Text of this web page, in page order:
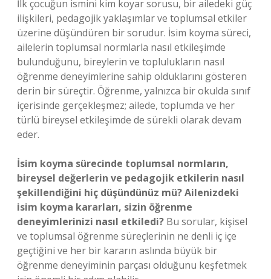
İlk çocuğun ismini kim koyar sorusu, bir ailedeki güç
ilişkileri, pedagojik yaklaşımlar ve toplumsal etkiler
üzerine düşündüren bir sorudur. İsim koyma süreci,
ailelerin toplumsal normlarla nasıl etkileşimde
bulunduğunu, bireylerin ve toplulukların nasıl
öğrenme deneyimlerine sahip olduklarını gösteren
derin bir süreçtir. Öğrenme, yalnızca bir okulda sınıf
içerisinde gerçekleşmez; ailede, toplumda ve her
türlü bireysel etkileşimde de sürekli olarak devam
eder.
İsim koyma sürecinde toplumsal normların,
bireysel değerlerin ve pedagojik etkilerin nasıl
şekillendiğini hiç düşündünüz mü? Ailenizdeki
isim koyma kararları, sizin öğrenme
deneyimlerinizi nasıl etkiledi? Bu sorular, kişisel
ve toplumsal öğrenme süreçlerinin ne denli iç içe
geçtiğini ve her bir kararın aslında büyük bir
öğrenme deneyiminin parçası olduğunu keşfetmek